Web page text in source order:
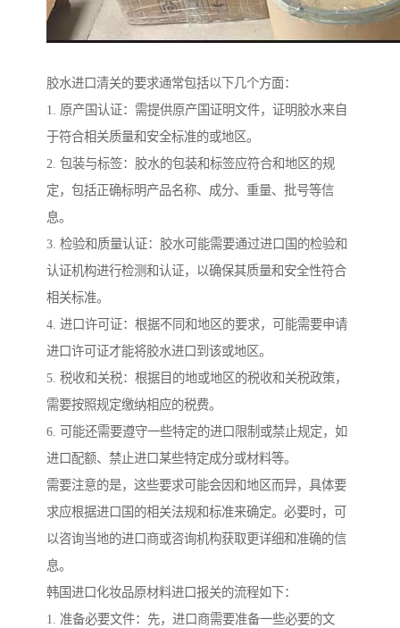
胶水进口清关的要求通常包括以下几个方面：
1. 原产国认证：需提供原产国证明文件，证明胶水来自
于符合相关质量和安全标准的或地区。
2. 包装与标签：胶水的包装和标签应符合和地区的规
定，包括正确标明产品名称、成分、重量、批号等信
息。
3. 检验和质量认证：胶水可能需要通过进口国的检验和
认证机构进行检测和认证，以确保其质量和安全性符合
相关标准。
4. 进口许可证：根据不同和地区的要求，可能需要申请
进口许可证才能将胶水进口到该或地区。
5. 税收和关税：根据目的地或地区的税收和关税政策，
需要按照规定缴纳相应的税费。
6. 可能还需要遵守一些特定的进口限制或禁止规定，如
进口配额、禁止进口某些特定成分或材料等。
需要注意的是，这些要求可能会因和地区而异，具体要
求应根据进口国的相关法规和标准来确定。必要时，可
以咨询当地的进口商或咨询机构获取更详细和准确的信
息。
韩国进口化妆品原材料进口报关的流程如下：
1. 准备必要文件：先，进口商需要准备一些必要的文